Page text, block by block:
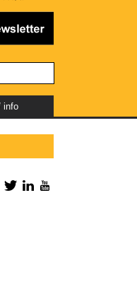
info
Facebook
TwitterLinkedIn